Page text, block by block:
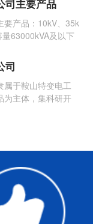
司主要产品
要产品：10kV、35k
63000kVA及以下
司
属于鞍山特变电工
为主体，集科研开